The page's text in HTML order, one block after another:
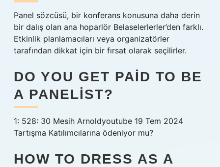
Panel sözcüsü, bir konferans konusuna daha derin
bir dalış olan ana hoparlör Belaselerlerler’den farklı.
Etkinlik planlamacıları veya organizatörler
tarafından dikkat için bir fırsat olarak seçilirler.
DO YOU GET PAID TO BE
A PANELIST?
1: 528: 30 Mesih Arnoldyoutube 19 Tem 2024
Tartışma Katılımcılarına ödeniyor mu?
HOW TO DRESS AS A